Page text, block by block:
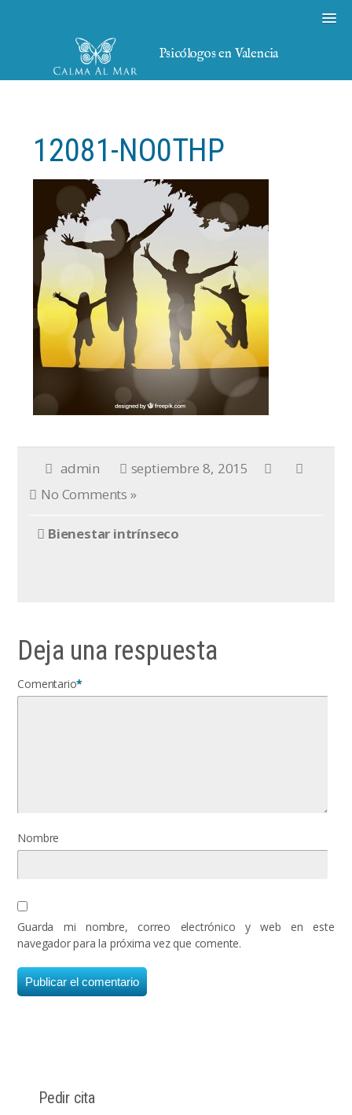
Psicólogos en Valencia
12081-NO0THP
admin
septiembre 8, 2015
No Comments »
Bienestar intrínseco
Deja una respuesta
Comentario*
Nombre
Guarda mi nombre, correo electrónico y web en este
navegador para la próxima vez que comente.
Pedir cita